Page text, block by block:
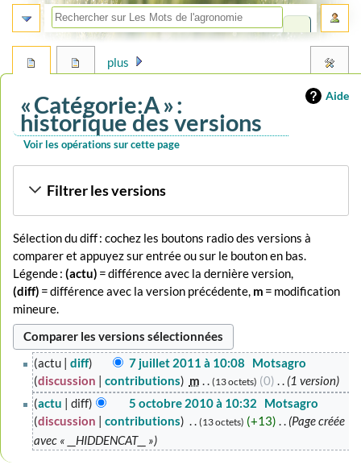
Aide
« Catégorie:A » :
historique des versions
Voir les opérations sur cette page
Filtrer les versions
Sélection du diff : cochez les boutons radio des versions à
comparer et appuyez sur entrée ou sur le bouton en bas.
Légende :(actu) = différence avec la dernière version,
(diff) = différence avec la version précédente, m = modification
mineure.
juillet
2011
actu diff 7 juillet 2011 à 10:08
Motsagro
discussion
contributions m 13 octets 0 1 version
octobre
2010
actu diff 5 octobre 2010 à 10:32
Motsagro
discussion
contributions 13 octets +13
Page créée
avec « __HIDDENCAT__ »
plus